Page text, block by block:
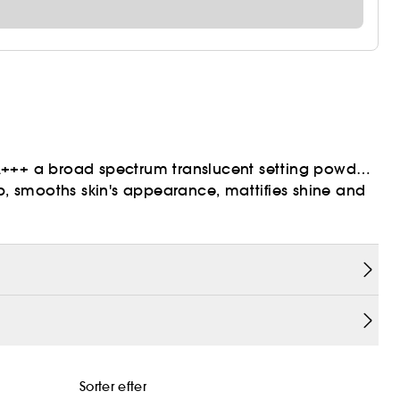
a broad spectrum translucent setting powder
smooths skin's appearance, mattifies shine and
er en bredspektret, gennemsigtig setting
hudens udseende, matterer glans og let
Sorter efter